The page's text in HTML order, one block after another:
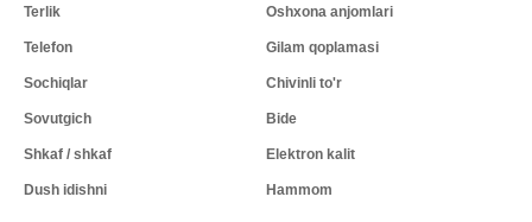
Terlik
Telefon
Sochiqlar
Sovutgich
Shkaf / shkaf
Dush idishni
Oshxona anjomlari
Gilam qoplamasi
Chivinli to'r
Bide
Elektron kalit
Hammom